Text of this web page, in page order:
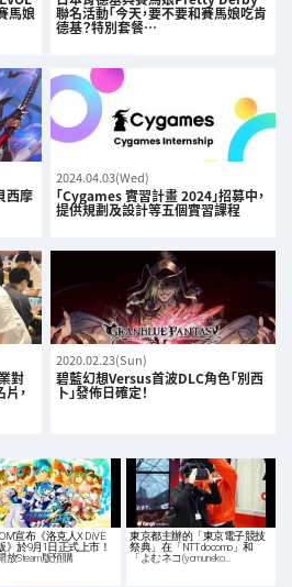
馬娘 聯名活動「今天，要不要和賽馬娘吃肯
德基？特別套餐…
西摩
2024.04.03(Wed)
「Cygames 實習計畫 2024」招募中，
提供規劃及設計等五個實習課程
對
，
2020.02.23(Sun)
碧藍幻想Versus首波DLC角色「別西
卜」發佈日確定！
宣布《洛克人X DiVE
》於9月1日正式上市！
放Steam版預購
東京都主辦的「東京電子競技
祭典」在「NTT docomo」和
「よむネコ(yomuneko…